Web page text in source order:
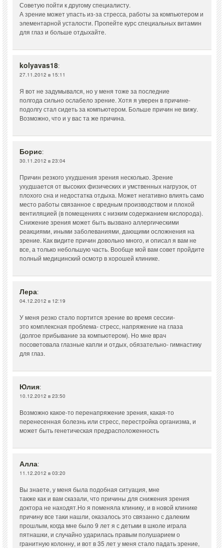
Советую пойти к другому специалисту.
А зрение может упасть из-за стресса, работы за компьютером и
элементарной усталости. Пропейте курс специальных витамин
для глаз и больше отдыхайте.
kolyavas18:
27.11.2012 в 15:11
Я вот не задумывался, но у меня тоже за последние
полгода сильно ослабело зрение. Хотя я уверен в причине-
подолгу стал сидеть за компьютером. Больше причин не вижу.
Возможно, что и у вас та же причина.
Борис:
30.11.2012 в 23:04
Причин резкого ухудшения зрения несколько. Зрение
ухудшается от высоких физических и умственных нагрузок, от
плохого сна и недостатка отдыха. Может негативно влиять само
место работы связанное с вредным производством и плохой
вентиляцией (в помещениях с низким содержанием кислорода).
Снижение зрения может быть вызвано аллергическими
реакциями, иными заболеваниями, дающими осложнения на
зрение. Как видите причин довольно много, и описал я вам не
все, а только небольшую часть. Вообще мой вам совет пройдите
полный медицинский осмотр в хорошей клинике.
Лера:
04.12.2012 в 12:19
У меня резко стало портится зрение во время сессии-
это комплексная проблема- стресс, напряжение на глаза
(долгое прибывание за компьютером). Но мне врач
посоветовала глазные капли и отдых, обязательно- гимнастику
для глаз.
Юлия:
10.12.2012 в 23:50
Возможно какое-то перенапряжение зрения, какая-то
перенесенная болезнь или стресс, перестройка организма, и
может быть генетическая предрасположенность
Алла:
11.12.2012 в 03:20
Вы знаете, у меня была подобная ситуация, мне
также как и вам сказали, что причины для снижения зрения
доктора не находят.Но я поменяла клинику, и в новой клинике
причину все таки нашли, оказалось это связанно с далеким
прошлым, когда мне было 9 лет я с детьми в школе играла
пятнашки, и случайно ударилась правым полушарием о
гранитную колонну, и вот в 35 лет у меня стало падать зрение,